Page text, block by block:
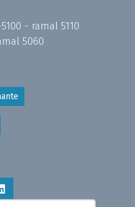
- ramal 5110
5060